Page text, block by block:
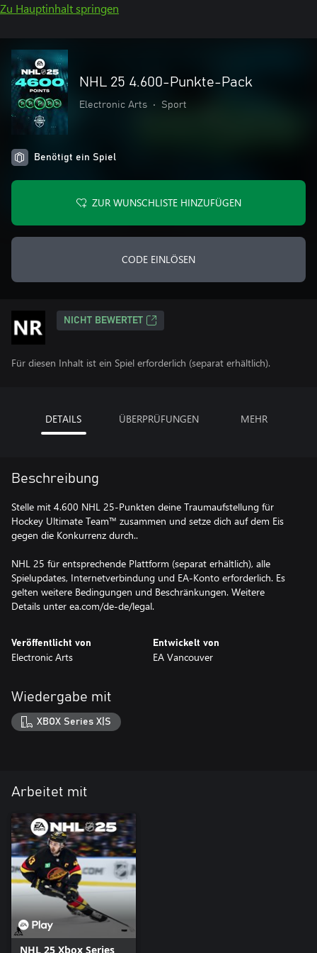
Zu Hauptinhalt springen
NHL 25 4.600-Punkte-Pack
Electronic Arts • Sport
Benötigt ein Spiel
ZUR WUNSCHLISTE HINZUFÜGEN
CODE EINLÖSEN
NICHT BEWERTET
Für diesen Inhalt ist ein Spiel erforderlich (separat erhältlich).
DETAILS ÜBERPRÜFUNGEN MEHR
Beschreibung
Stelle mit 4.600 NHL 25-Punkten deine Traumaufstellung für
Hockey Ultimate Team™ zusammen und setze dich auf dem Eis
gegen die Konkurrenz durch..
NHL 25 für entsprechende Plattform (separat erhältlich), alle
Spielupdates, Internetverbindung und EA-Konto erforderlich. Es
gelten weitere Bedingungen und Beschränkungen. Weitere
Details unter ea.com/de-de/legal.
Veröffentlicht von
Electronic Arts
Entwickelt von
EA Vancouver
Wiedergabe mit
XBOX Series X|S
Arbeitet mit
NHL 25 Xbox Series